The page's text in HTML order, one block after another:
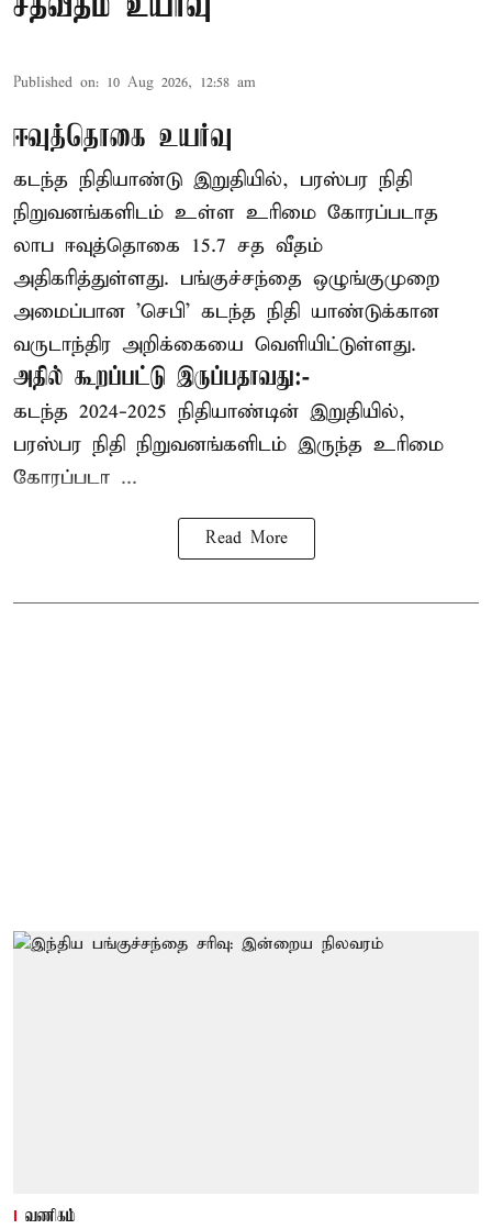
Published on: 10 Aug 2026, 12:58 am
ஈவுத்தொகை உயர்வு
கடந்த நிதியாண்டு இறுதியில், பரஸ்பர நிதி
நிறுவனங்களிடம் உள்ள உரிமை கோரப்படாத
லாப ஈவுத்தொகை 15.7 சத வீதம்
அதிகரித்துள்ளது. பங்குச்சந்தை ஒழுங்குமுறை
அமைப்பான 'செபி' கடந்த நிதி யாண்டுக்கான
வருடாந்திர அறிக்கையை வெளியிட்டுள்ளது.
அதில் கூறப்பட்டு இருப்பதாவது:-
கடந்த 2024-2025 நிதியாண்டின் இறுதியில்,
பரஸ்பர நிதி நிறுவனங்களிடம் இருந்த உரிமை
கோரப்படா ...
Read More
வணிகம்